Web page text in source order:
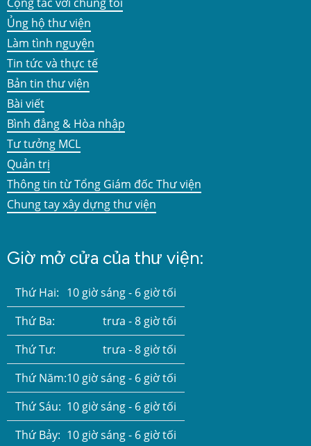
Ủng hộ thư viện
Làm tình nguyện
Tin tức và thực tế
Bản tin thư viện
Bài viết
Bình đẳng & Hòa nhập
Tư tưởng MCL
Quản trị
Thông tin từ Tổng Giám đốc Thư viện
Chung tay xây dựng thư viện
Giờ mở cửa của thư viện:
Thứ Hai: 10 giờ sáng - 6 giờ tối
Thứ Ba:
trưa - 8 giờ tối
Thứ Tư:
trưa - 8 giờ tối
Thứ Năm:10 giờ sáng - 6 giờ tối
Thứ Sáu: 10 giờ sáng - 6 giờ tối
Thứ Bảy: 10 giờ sáng - 6 giờ tối